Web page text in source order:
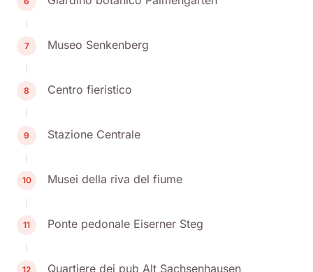
7 Museo Senkenberg
8 Centro fieristico
9 Stazione Centrale
10 Musei della riva del fiume
11 Ponte pedonale Eiserner Steg
12 Quartiere dei pub Alt Sachsenhausen